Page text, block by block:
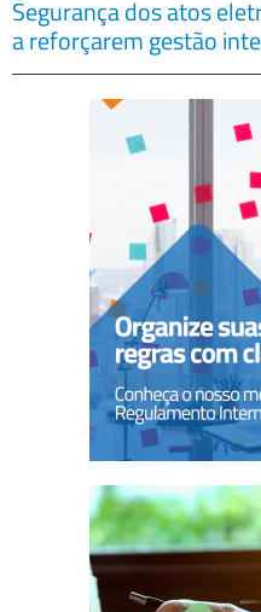
Segurança dos atos
a reforçarem gestão